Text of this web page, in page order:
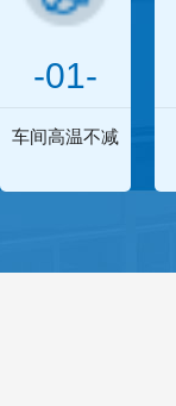
-01-
车间高温不减